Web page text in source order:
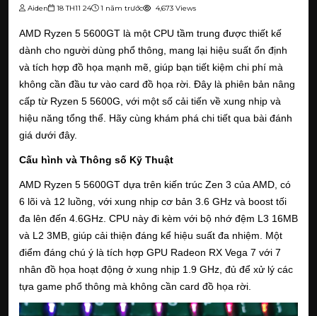
Aiden 18 TH11 24 1 năm trước 4,673 Views
AMD Ryzen 5 5600GT là một CPU tầm trung được thiết kế
dành cho người dùng phổ thông, mang lại hiệu suất ổn định
và tích hợp đồ họa mạnh mẽ, giúp bạn tiết kiệm chi phí mà
không cần đầu tư vào card đồ họa rời. Đây là phiên bản nâng
cấp từ Ryzen 5 5600G, với một số cải tiến về xung nhịp và
hiệu năng tổng thể. Hãy cùng khám phá chi tiết qua bài đánh
giá dưới đây.
Cấu hình và Thông số Kỹ Thuật
AMD Ryzen 5 5600GT dựa trên kiến trúc Zen 3 của AMD, có
6 lõi và 12 luồng, với xung nhịp cơ bản 3.6 GHz và boost tối
đa lên đến 4.6GHz. CPU này đi kèm với bộ nhớ đệm L3 16MB
và L2 3MB, giúp cải thiện đáng kể hiệu suất đa nhiệm. Một
điểm đáng chú ý là tích hợp GPU Radeon RX Vega 7 với 7
nhân đồ họa hoạt động ở xung nhịp 1.9 GHz, đủ để xử lý các
tựa game phổ thông mà không cần card đồ họa rời.